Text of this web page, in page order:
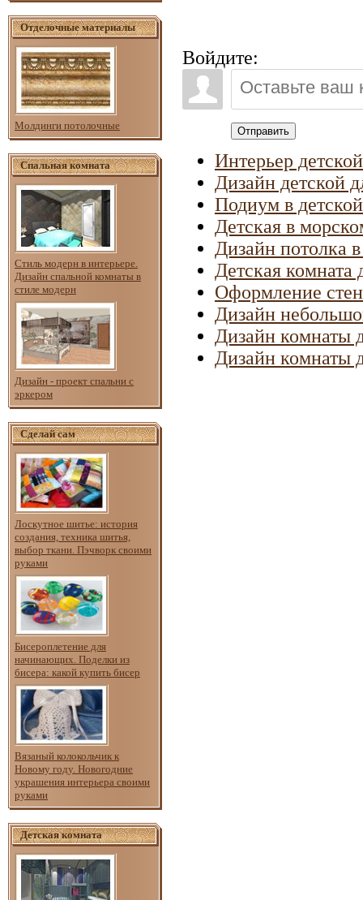
Отделочные материалы
Молдинги потолочные
Спальная комната
Стиль модерн в интерьере.
Дизайн спальной комнаты в
стиле модерн
Дизайн - проект спальни с
эркером
Сделай сам
Лоскутное шитье: история
создания, техника шитья,
выбор ткани. Пэчворк своими
руками
Бисероплетение для
начинающих. Поделки из
бисера: какой купить бисер
Вязаный колокольчик к
Новому году. Новогодние
украшения интерьера своими
руками
Детская комната
Войдите:
Отправить
Интерьер
Дизайн детской
Подиум в
Детская в
Дизайн потолка
Детская комната
Оформление
Дизайн
Дизайн комнаты
Дизайн комнаты